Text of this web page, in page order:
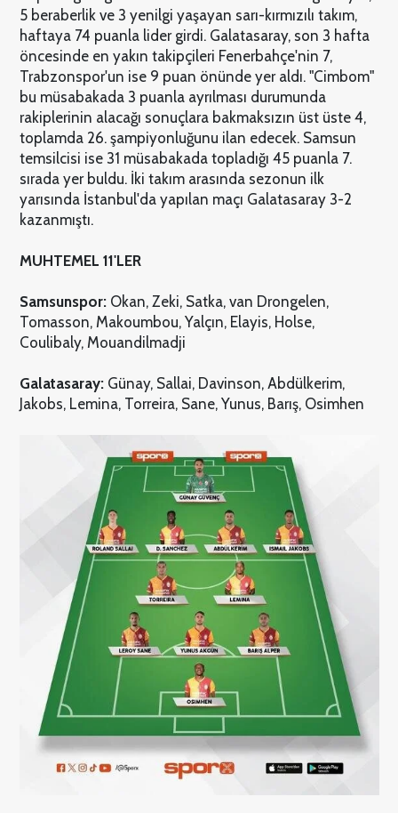
5 beraberlik ve 3 yenilgi yaşayan sarı-kırmızılı takım,
haftaya 74 puanla lider girdi. Galatasaray, son 3 hafta
öncesinde en yakın takipçileri Fenerbahçe'nin 7,
Trabzonspor'un ise 9 puan önünde yer aldı. "Cimbom"
bu müsabakada 3 puanla ayrılması durumunda
rakiplerinin alacağı sonuçlara bakmaksızın üst üste 4,
toplamda 26. şampiyonluğunu ilan edecek. Samsun
temsilcisi ise 31 müsabakada topladığı 45 puanla 7.
sırada yer buldu. İki takım arasında sezonun ilk
yarısında İstanbul'da yapılan maçı Galatasaray 3-2
kazanmıştı.
MUHTEMEL 11'LER
Samsunspor:Okan, Zeki, Satka, van Drongelen,
Tomasson, Makoumbou, Yalçın, Elayis, Holse,
Coulibaly, Mouandilmadji
Galatasaray:Günay, Sallai, Davinson, Abdülkerim,
Jakobs, Lemina, Torreira, Sane, Yunus, Barış, Osimhen